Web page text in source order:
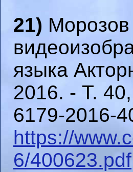
21)
языка
2016. - Т.
6179-2016-
https://
6/400623.pdf